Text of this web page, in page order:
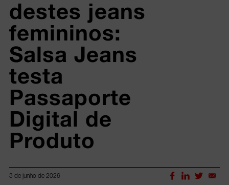
destes jeans
femininos:
Salsa Jeans
testa
Passaporte
Digital de
Produto
3 de junho de 2026